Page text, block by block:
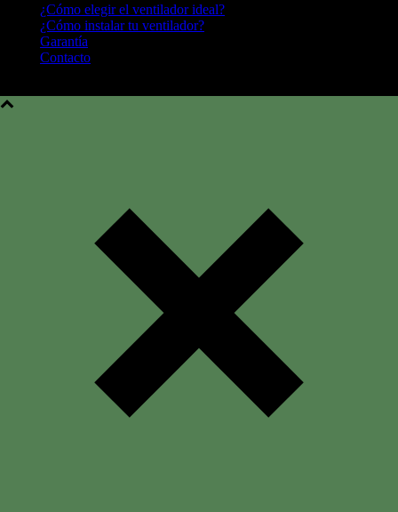
¿Cómo elegir el ventilador ideal?
¿Cómo instalar tu ventilador?
Garantía
Contacto